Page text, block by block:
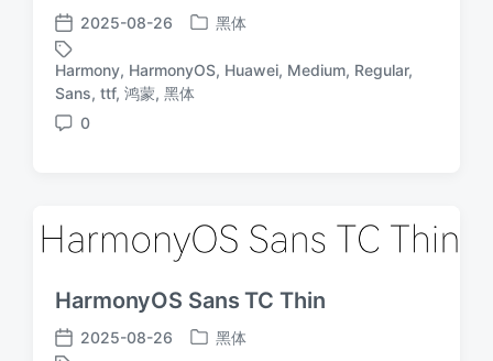
发
布
日
期
2025-08-26
发
于
黑体
标
签
Harmony, HarmonyOS, Huawei, Medium, Regular,
Sans, ttf, 鸿蒙, 黑体
评
0
HarmonyOS Sans TC Thin
发
2025-08-26
发
黑体